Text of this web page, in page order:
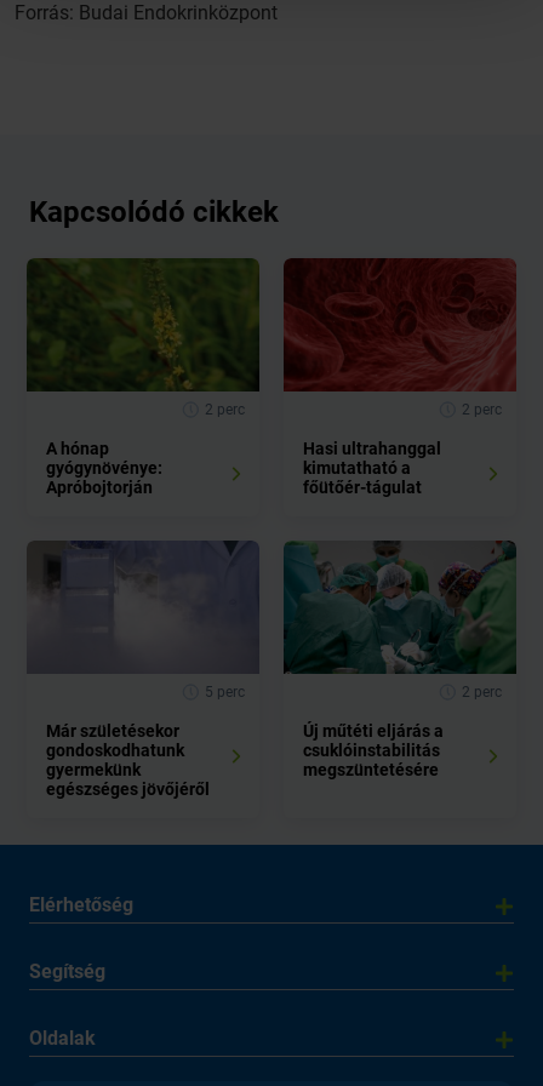
Forrás: Budai Endokrinközpont
Kapcsolódó cikkek
2 perc
A hónap
gyógynövénye:
Apróbojtorján
2 perc
Hasi ultrahanggal
kimutatható a
főütőér-tágulat
5 perc
Már születésekor
gondoskodhatunk
gyermekünk
egészséges jövőjéről
2 perc
Új műtéti eljárás a
csuklóinstabilitás
megszüntetésére
Elérhetőség
Segítség
Oldalak